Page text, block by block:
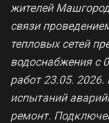
жителей
связи
тепловых сетей
водоснабжения с
работ 23.05.
испытаний
ремонт.